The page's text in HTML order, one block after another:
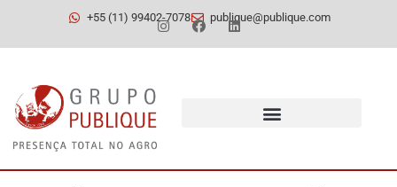
+55 (11) 99402-7078 publique@publique.com